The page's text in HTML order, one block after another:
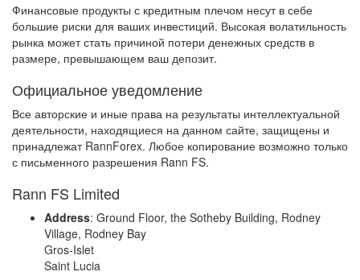
Финансовые продукты с кредитным плечом несут в себе
большие риски для ваших инвестиций. Высокая волатильность
рынка может стать причиной потери денежных средств в
размере, превышающем ваш депозит.
Официальное уведомление
Все авторские и иные права на результаты интеллектуальной
деятельности, находящиеся на данном сайте, защищены и
принадлежат RannForex. Любое копирование возможно только
с письменного разрешения Rann FS.
Rann FS Limited
Address: Ground Floor, the Sotheby Building, Rodney
Village, Rodney Bay
Gros-Islet
Saint Lucia